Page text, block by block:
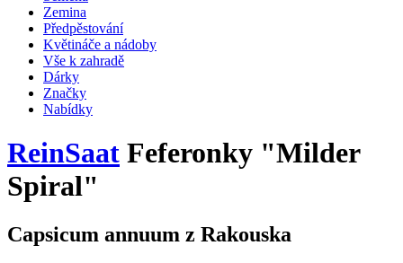
Zemina
Předpěstování
Květináče a nádoby
Vše k zahradě
Dárky
Značky
Nabídky
ReinSaat Feferonky "Milder
Spiral"
Capsicum annuum z Rakouska